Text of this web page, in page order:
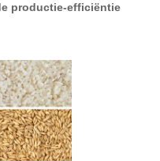
productie-efficiëntie